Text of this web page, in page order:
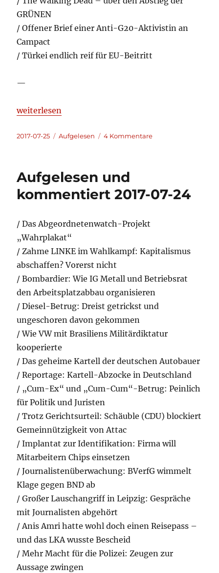
GRÜNEN
/ Offener Brief einer Anti-G20-Aktivistin an
Campact
/ Türkei endlich reif für EU-Beitritt
—
„Aufgelesen und kommentiert 2017-07-25“
weiterlesen
Veröffentlicht
2017-07-25 Kategorien
Aufgelesen 4 Kommentarezu
25
Aufgelesen und
kommentiert 2017-07-24
/ Das Abgeordnetenwatch-Projekt
„Wahrplakat“
/ Zahme LINKE im Wahlkampf: Kapitalismus
abschaffen? Vorerst nicht
/ Bombardier: Wie IG Metall und Betriebsrat
den Arbeitsplatzabbau organisieren
/ Diesel-Betrug: Dreist getrickst und
ungeschoren davon gekommen
/ Wie VW mit Brasiliens Militärdiktatur
kooperierte
/ Das geheime Kartell der deutschen Autobauer
/ Reportage: Kartell-Abzocke in Deutschland
/ „Cum-Ex“ und „Cum-Cum“-Betrug: Peinlich
für Politik und Juristen
/ Trotz Gerichtsurteil: Schäuble (CDU) blockiert
Gemeinnützigkeit von Attac
/ Implantat zur Identifikation: Firma will
Mitarbeitern Chips einsetzen
/ Journalistenüberwachung: BVerfG wimmelt
Klage gegen BND ab
/ Großer Lauschangriff in Leipzig: Gespräche
mit Journalisten abgehört
/ Anis Amri hatte wohl doch einen Reisepass –
und das LKA wusste Bescheid
/ Mehr Macht für die Polizei: Zeugen zur
Aussage zwingen